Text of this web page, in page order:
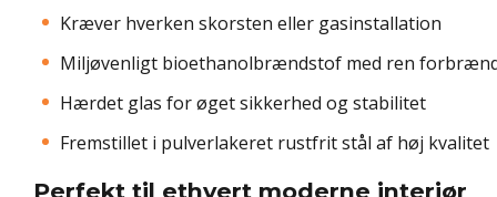
Kræver hverken skorsten eller gasinstallation
Miljøvenligt bioethanolbrændstof med ren
Hærdet glas for øget sikkerhed og stabilitet
Fremstillet i pulverlakeret rustfrit stål af høj kvalitet
Perfekt til ethvert moderne interiør